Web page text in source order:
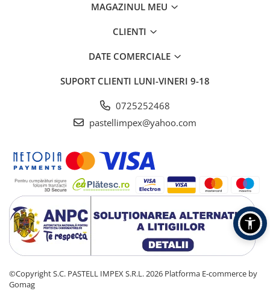
MAGAZINUL MEU
CLIENTI
DATE COMERCIALE
SUPORT CLIENTI LUNI-VINERI 9-18
0725252468
pastellimpex@yahoo.com
©Copyright S.C. PASTELL IMPEX S.R.L. 2026 Platforma E-commerce by
Gomag